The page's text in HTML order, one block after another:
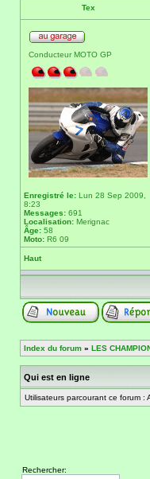
Tex
Conducteur MOTO GP
Enregistré le: Lun 28 Sep 2009,
8:23
Messages: 691
Localisation: Merignac
Âge: 58
Moto: R6 09
Haut
Index du forum » LES
Qui est en ligne
Utilisateurs parcourant ce forum :
Rechercher: